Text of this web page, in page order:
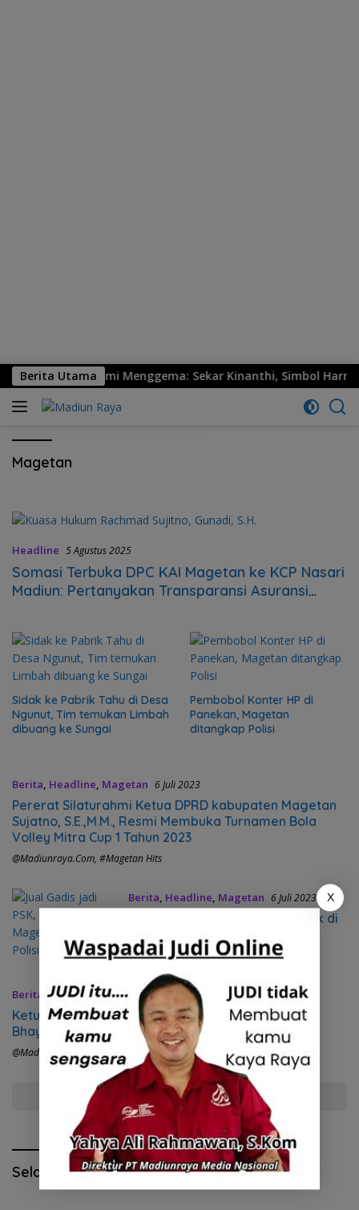
Berita Utama
Ponorogo Resmi Menggema: Sekar Kinanthi, Simbol
Magetan
Headline 5 Agustus 2025
Somasi Terbuka DPC KAI Magetan ke KCP Nasari
Madiun: Pertanyakan Transparansi Asuransi
Sidak ke Pabrik Tahu di Desa
Ngunut, Tim temukan Limbah
dibuang ke Sungai
Pembobol Konter HP di
Panekan, Magetan
ditangkap Polisi
Berita, Headline, Magetan 6 Juli 2023
Pererat Silaturahmi Ketua DPRD kabupaten Magetan
Sujatno, S.E.,M.M., Resmi Membuka Turnamen Bola
Volley Mitra Cup 1 Tahun 2023
@madiunraya.com, #Magetan Hits
Berita, Headline, Magetan 6 Juli 2023
Jual Gadis jadi PSK, Emak-Emak di
@madiunraya.com,#Magetan Hits
Berita ,Headline,Magetan 2 Juli 2023
Ketua DPRD Magetan Hadiri Upacara HUT
Bhayangkara ke-77
@madiunraya.com, #Magetan Hits
Selengkapnya
Selamat Hari Pendidikan Nasional
X